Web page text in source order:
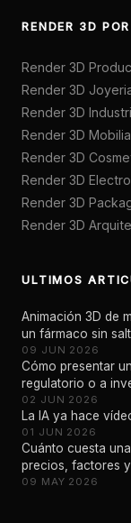
RENDER 3D
Render 3D
Render 3D
Render 3D
Render 3D
Render 3D
Render 3D
Render 3D
Render 3D
ULTIMOS
Animación 3D de
un fármaco sin
09 JUN 2026
Cómo presentar
regulatorio o a
02 JUN 2026
La IA ya hace
01 JUN 2026
Cuánto cuesta
precios, factores
09 MAY 2026